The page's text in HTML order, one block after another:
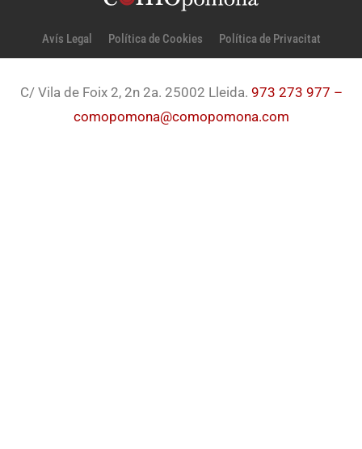
Avís Legal Política de Cookies Política de Privacitat
C/ Vila de Foix 2, 2n 2a. 25002 Lleida. 973 273 977 –
comopomona@comopomona.com